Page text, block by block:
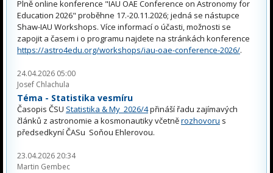
Plně online konference "IAU OAE Conference on Astronomy for
Education 2026" proběhne 17.-20.11.2026; jedná se nástupce
Shaw-IAU Workshops. Více informací o účasti, možnosti se
zapojit a časem i o programu najdete na stránkách konference
https://astro4edu.org/workshops/iau-oae-conference-2026/.
24.04.2026 05:00
Josef Chlachula
Téma - Statistika vesmíru
Časopis ČSU Statistika & My 2026/4přináší řadu zajímavých
článků z astronomie a kosmonautiky včetněrozhovoru s
předsedkyní ČASu Soňou Ehlerovou.
23.04.2026 20:34
Martin Gembec